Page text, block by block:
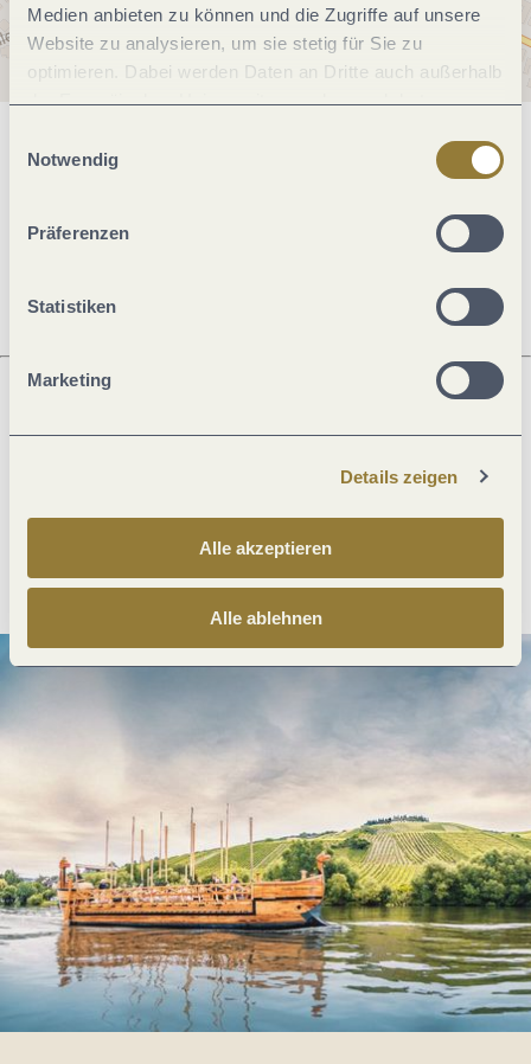
Medien anbieten zu können und die Zugriffe auf unsere
Website zu analysieren, um sie stetig für Sie zu
optimieren. Dabei werden Daten an Dritte auch außerhalb
der Europäischen Union weitergegeben und dort
jederzeit widerrufen werden. Mit der Auswahl "Alle
ablehnen" kann es zu Beeinträchtigungen in der Nutzung
Notwendig
Präferenzen
Statistiken
Marketing
Details zeigen
Alle akzeptieren
Alle ablehnen
Allgemeine Informationen
Was möchtest du als nächstes tun?
Anreise planen